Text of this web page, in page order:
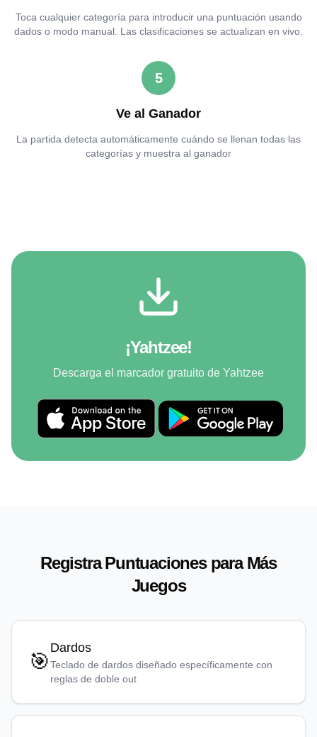
Toca cualquier categoría para introducir una puntuación usando
dados o modo manual. Las clasificaciones se actualizan en vivo.
5
Ve al Ganador
La partida detecta automáticamente cuándo se llenan todas las
categorías y muestra al ganador
¡Yahtzee!
Descarga el marcador gratuito de Yahtzee
Registra Puntuaciones para Más
Juegos
🎯
Dardos
Teclado de dardos diseñado específicamente con
reglas de doble out